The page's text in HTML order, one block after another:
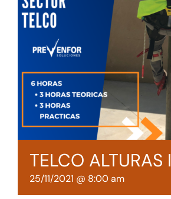
Tienda online
Contacto
TELCO ALTURAS I
25/11/2021 @ 8:00 am